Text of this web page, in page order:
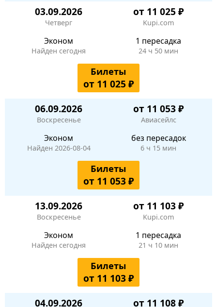
03.09.2026
Четверг
от 11 025 ₽
Kupi.com
Эконом
Найден сегодня
1 пересадка
24 ч 50 мин
Билеты
от 11 025 ₽
06.09.2026
Воскресенье
от 11 053 ₽
Авиасейлс
Эконом
Найден 2026-08-04
без пересадок
6 ч 15 мин
Билеты
от 11 053 ₽
13.09.2026
Воскресенье
от 11 103 ₽
Kupi.com
Эконом
Найден сегодня
1 пересадка
21 ч 10 мин
Билеты
от 11 103 ₽
04.09.2026
от 11 108 ₽